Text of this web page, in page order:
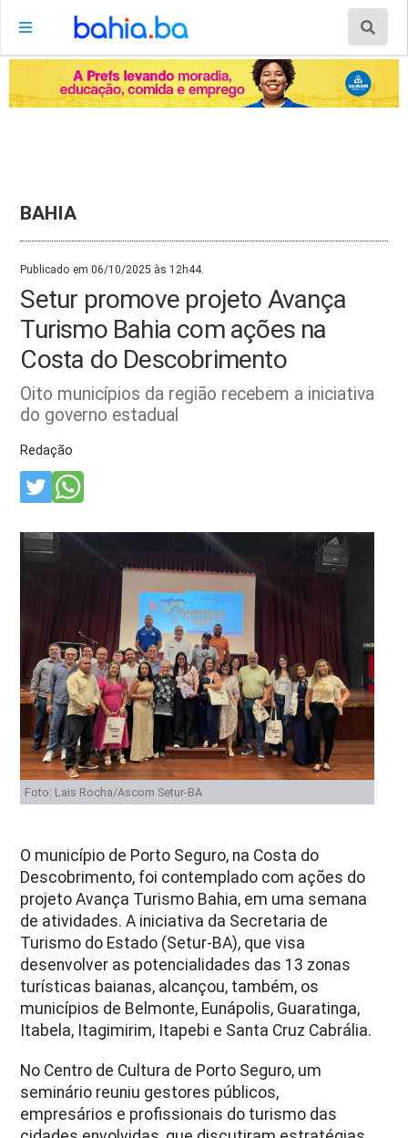
BAHIA
Publicado em 06/10/2025 às 12h44.
Setur promove projeto Avança
Turismo Bahia com ações na
Costa do Descobrimento
Oito municípios da região recebem a iniciativa
do governo estadual
Redação
Foto: Lais Rocha/Ascom Setur-BA
O município de Porto Seguro, na Costa do
Descobrimento, foi contemplado com ações do
projeto Avança Turismo Bahia, em uma semana
de atividades. A iniciativa da Secretaria de
Turismo do Estado (Setur-BA), que visa
desenvolver as potencialidades das 13 zonas
turísticas baianas, alcançou, também, os
municípios de Belmonte, Eunápolis, Guaratinga,
Itabela, Itagimirim, Itapebi e Santa Cruz Cabrália.
No Centro de Cultura de Porto Seguro, um
seminário reuniu gestores públicos,
empresários e profissionais do turismo das